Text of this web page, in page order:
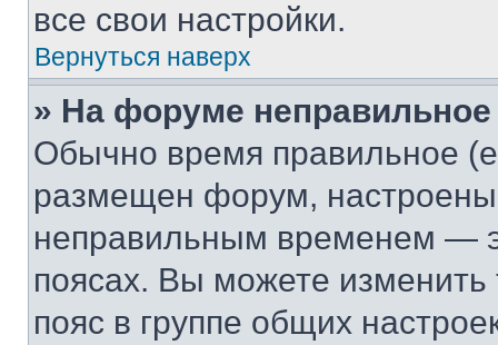
все свои настройки.
Вернуться наверх
» На форуме
Обычно время правильное
размещен форум, настроены
неправильным временем —
поясах. Вы можете изменить
пояс в группе общих